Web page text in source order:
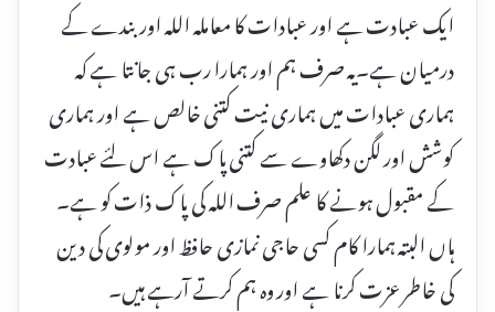
ایک عبادت ہے اور عبادات کا معاملہ اللہ اور بندے کے
درمیان ہے۔یہ صرف ہم اور ہمارا رب ہی جانتا ہے کہ
ہماری عبادات میں ہماری نیت کتنی خالص ہے اور ہماری
کوشش اور لگن دکھاوے سے کتنی پاک ہے اس لئے عبادت
کے مقبول ہونے کا علم صرف اللہ کی پاک ذات کو ہے۔
ہاں البتہ ہمارا کام کسی حاجی نمازی حافظ اور مولوی کی دین
کی خاطر عزت کرنا ہے اور وہ ہم کرتے آرہے ہیں۔